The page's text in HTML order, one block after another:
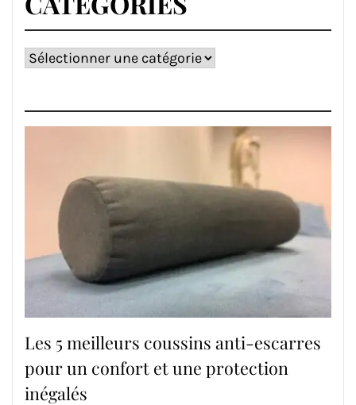
Catégories
Les 5 meilleurs coussins anti-escarres
pour un confort et une protection
inégalés